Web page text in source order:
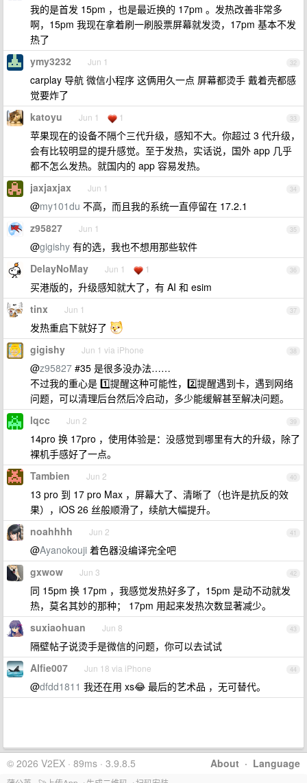
我的是首发 15pm ，也是最近换的 17pm 。发热改善非常多
啊，15pm 我现在拿着刷一刷股票屏幕就发烫，17pm 基本不发
热了
32
ymy3232 Jun 1
carplay 导航 微信小程序 这俩用久一点 屏幕都烫手 戴着壳都感
觉要炸了
33
katoyu Jun 1 1
苹果现在的设备不隔个三代升级，感知不大。你超过 3 代升级，
会有比较明显的提升感觉。至于发热，实话说，国外 app 几乎
都不怎么发热。就国内的 app 容易发热。
34
jaxjaxjax Jun 1
@my101du 不高，而且我的系统一直停留在 17.2.1
35
z95827 Jun 1
@gigishy 有的选，我也不想用那些软件
36
DelayNoMay Jun 1 1
买港版的，升级感知就大了，有 AI 和 esim
37
tinx Jun 1
发热重启下就好了
38
gigishy Jun 1 via iPhone
@z95827 #35 是很多没办法……
不过我的重心是 1️⃣提醒这种可能性，2️⃣提醒遇到卡，遇到网络
问题，可以清理后台然后冷启动，多少能缓解甚至解决问题。
39
lqcc Jun 2
14pro 换 17pro ，使用体验是：没感觉到哪里有大的升级，除了
裸机手感好了一点。
40
Tambien Jun 2
13 pro 到 17 pro Max ，屏幕大了、清晰了（也许是抗反的效
果），iOS 26 丝般顺滑了，续航大幅提升。
41
noahhhh Jun 2
@Ayanokouji 着色器没编译完全吧
42
gxwow Jun 3
同 15pm 换 17pm ，我感觉发热好多了，15pm 是动不动就发
热，莫名其妙的那种； 17pm 用起来发热次数显著减少。
43
suxiaohuan Jun 8
隔壁帖子说烫手是微信的问题，你可以去试试
44
Alfie007 Jun 18 via iPhone
@dfdd1811 我还在用 xs😂 最后的艺术品 ，无可替代。
About · Language
© 2026 V2EX · 89ms · 3.9.8.5